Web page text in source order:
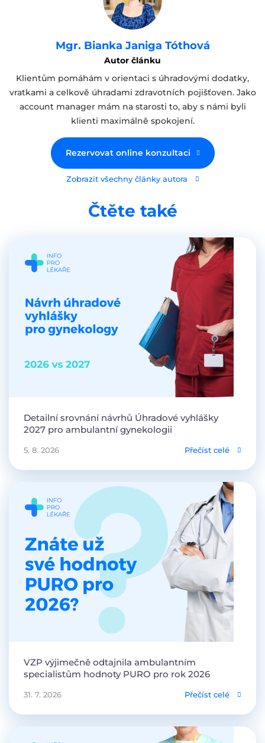
Mgr. Bianka Janiga Tóthová
Autor článku
Klientům pomáhám v orientaci s úhradovými dodatky,
vratkami a celkově úhradami zdravotních pojišťoven. Jako
account manager mám na starosti to, aby s námi byli
klienti maximálně spokojení.
Rezervovat online konzultaci
Zobrazit všechny články autora
Čtěte také
Detailní srovnání návrhů Úhradové vyhlášky
2027 pro ambulantní gynekologii
5. 8. 2026 Přečíst celé
VZP výjimečně odtajnila ambulantním
specialistům hodnoty PURO pro rok 2026
31. 7. 2026 Přečíst celé